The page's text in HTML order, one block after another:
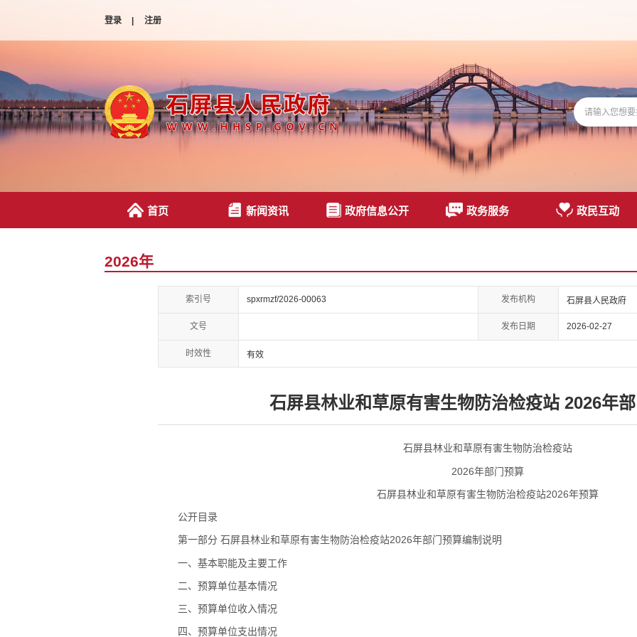
登录 | 注册
首页 新闻资讯 政府信息公开 政务服务 政民互动
2026年
索引号 spxrmzf/2026-00063 发布机构 石屏县人民政府
文号 发布日期 2026-02-27
时效性 有效
石屏县林业和草原有害生物防治检疫站 2026年
石屏县林业和草原有害生物防治检疫站
2026年部门预算
石屏县林业和草原有害生物防治检疫站2026年预算
公开目录
第一部分 石屏县林业和草原有害生物防治检疫站2026年部门预算编制说明
一、基本职能及主要工作
二、预算单位基本情况
三、预算单位收入情况
四、预算单位支出情况